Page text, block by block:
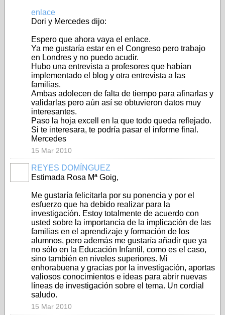
enlace
Dori y Mercedes dijo:
Espero que ahora vaya el enlace.
Ya me gustaría estar en el Congreso pero trabajo
en Londres y no puedo acudir.
Hubo una entrevista a profesores que habían
implementado el blog y otra entrevista a las
familias.
Ambas adolecen de falta de tiempo para afinarlas y
validarlas pero aún así se obtuvieron datos muy
interesantes.
Paso la hoja excell en la que todo queda reflejado.
Si te interesara, te podría pasar el informe final.
Mercedes
15 Mar 2010
REYES DOMÍNGUEZ
Estimada Rosa Mª Goig,
Me gustaría felicitarla por su ponencia y por el
esfuerzo que ha debido realizar para la
investigación. Estoy totalmente de acuerdo con
usted sobre la importancia de la implicación de las
familias en el aprendizaje y formación de los
alumnos, pero además me gustaría añadir que ya
no sólo en la Educación Infantil, como es el caso,
sino también en niveles superiores. Mi
enhorabuena y gracias por la investigación, aportas
valiosos conocimientos e ideas para abrir nuevas
líneas de investigación sobre el tema. Un cordial
saludo.
15 Mar 2010